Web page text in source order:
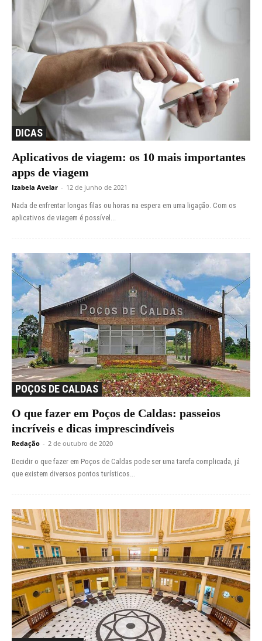
DICAS
Aplicativos de viagem: os 10 mais importantes
apps de viagem
Izabela Avelar - 12 de junho de 2021
Nada de enfrentar longas filas ou horas na espera em uma ligação. Com os
aplicativos de viagem é possível...
POÇOS DE CALDAS
O que fazer em Poços de Caldas: passeios
incríveis e dicas imprescindíveis
Redação - 2 de outubro de 2020
Decidir o que fazer em Poços de Caldas pode ser uma tarefa complicada, já
que existem diversos pontos turísticos...